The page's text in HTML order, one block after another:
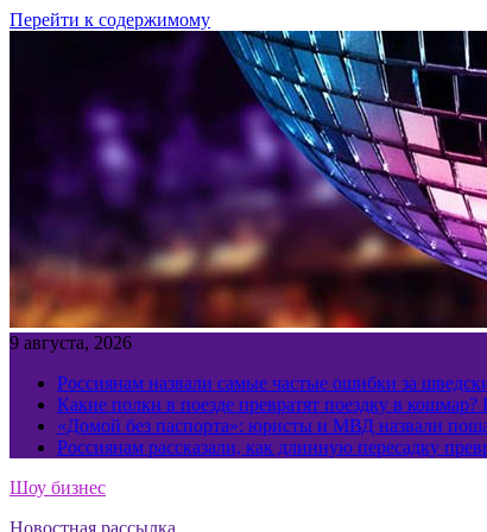
Перейти к содержимому
9 августа, 2026
Россиянам назвали самые частые ошибки за
Какие полки в поезде превратят поездку в
«Домой без паспорта»: юристы и МВД назвали
Россиянам рассказали, как длинную пересадку
Шоу бизнес
Новостная рассылка